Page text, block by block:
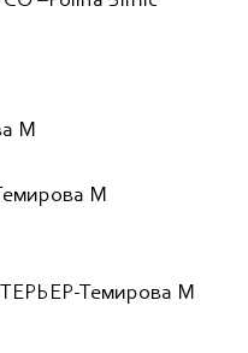
М
М
Темирова М